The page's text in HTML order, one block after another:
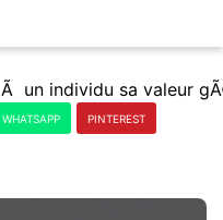
WHATSAPP PINTEREST